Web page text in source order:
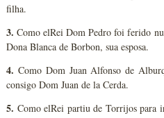
filha.
3. Como elRei Dom Pedro foi ferido
Dona Blanca de Borbon, sua esposa.
4. Como Dom Juan Alfonso de
consigo Dom Juan de la Cerda.
5. Como elRei partiu de Torrijos para